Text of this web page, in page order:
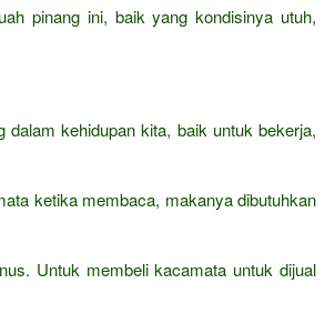
pinang ini, baik yang kondisinya utuh,
kehidupan kita, baik untuk bekerja,
ketika membaca, makanya dibutuhkan
Untuk membeli kacamata untuk dijual